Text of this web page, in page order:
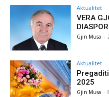
Aktualitet
VERA
Gjin Musa -
Aktualitet
2025
Gjin Musa -